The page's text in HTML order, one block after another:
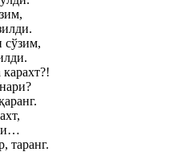
сўзим,
таранг.